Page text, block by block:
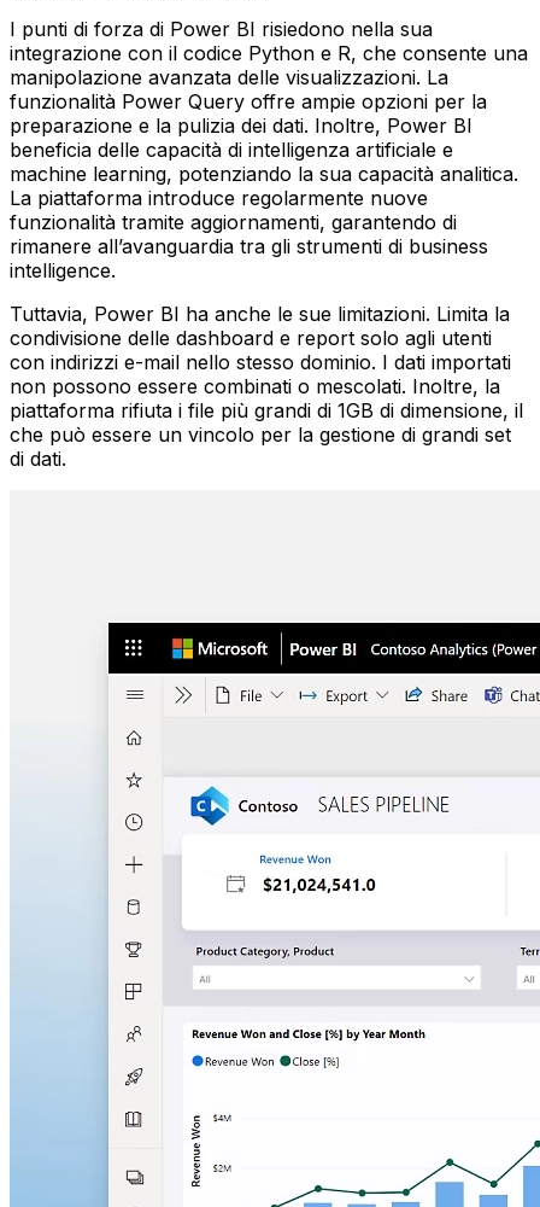
I punti di forza di Power BI risiedono nella sua
integrazione con il codice Python e R, che consente una
manipolazione avanzata delle visualizzazioni. La
funzionalità Power Query offre ampie opzioni per la
preparazione e la pulizia dei dati. Inoltre, Power BI
beneficia delle capacità di intelligenza artificiale e
machine learning, potenziando la sua capacità analitica.
La piattaforma introduce regolarmente nuove
funzionalità tramite aggiornamenti, garantendo di
rimanere all’avanguardia tra gli strumenti di business
intelligence.
Tuttavia, Power BI ha anche le sue limitazioni. Limita la
condivisione delle dashboard e report solo agli utenti
con indirizzi e-mail nello stesso dominio. I dati importati
non possono essere combinati o mescolati. Inoltre, la
piattaforma rifiuta i file più grandi di 1GB di dimensione, il
che può essere un vincolo per la gestione di grandi set
di dati.